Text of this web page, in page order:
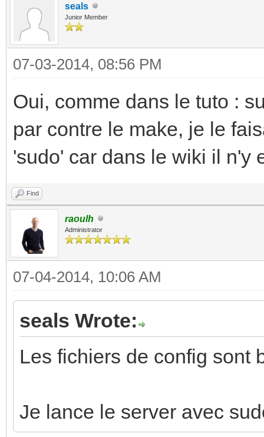
seals
Junior Member
07-03-2014, 08:56 PM
Oui, comme dans le tuto :
par contre le make, je le
'sudo' car dans le wiki il n'y
Find
raoulh
Administrator
07-04-2014, 10:06 AM
seals Wrote:
Les fichiers de config sont
Je lance le server avec